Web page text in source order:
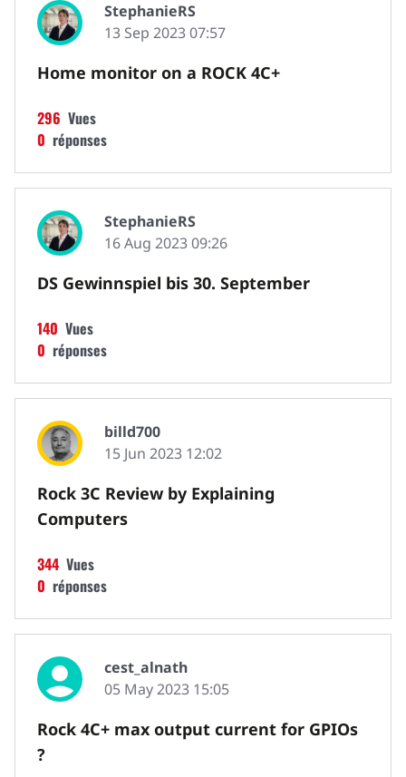
StephanieRS
13 Sep 2023 07:57
Home monitor on a ROCK 4C+
Vues
296
réponses
0
StephanieRS
16 Aug 2023 09:26
DS Gewinnspiel bis 30. September
Vues
140
réponses
0
billd700
15 Jun 2023 12:02
Rock 3C Review by Explaining
Computers
Vues
344
réponses
0
cest_alnath
05 May 2023 15:05
Rock 4C+ max output current for GPIOs
?